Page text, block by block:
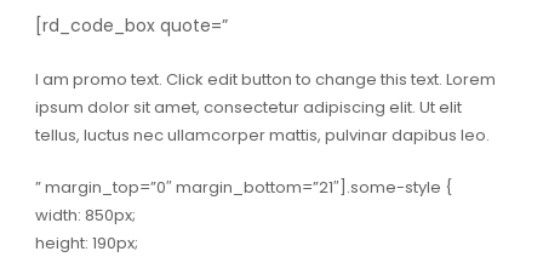
[rd_code_box quote=”
I am promo text. Click edit button to change this text. Lorem
ipsum dolor sit amet, consectetur adipiscing elit. Ut elit
tellus, luctus nec ullamcorper mattis, pulvinar dapibus leo.
” margin_top=”0″ margin_bottom=”21″].some-style {
width: 850px;
height: 190px;